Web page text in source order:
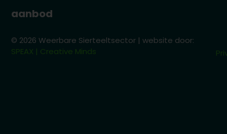
aanbod
© 2026 Weerbare Sierteeltsector | website door:
SPEAX | Creative Minds